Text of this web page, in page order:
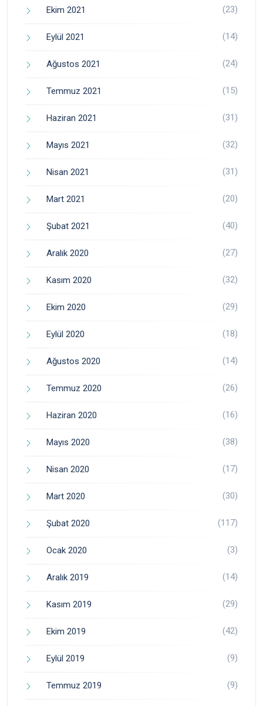
Ekim 2021 (23)
Eylül 2021 (14)
Ağustos 2021 (24)
Temmuz 2021 (15)
Haziran 2021 (31)
Mayıs 2021 (32)
Nisan 2021 (31)
Mart 2021 (20)
Şubat 2021 (40)
Aralık 2020 (27)
Kasım 2020 (32)
Ekim 2020 (29)
Eylül 2020 (18)
Ağustos 2020 (14)
Temmuz 2020 (26)
Haziran 2020 (16)
Mayıs 2020 (38)
Nisan 2020 (17)
Mart 2020 (30)
Şubat 2020 (117)
Ocak 2020 (3)
Aralık 2019 (14)
Kasım 2019 (29)
Ekim 2019 (42)
Eylül 2019 (9)
Temmuz 2019 (9)